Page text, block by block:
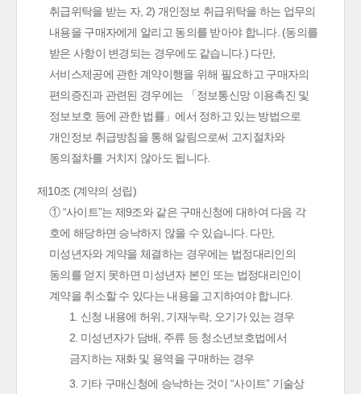
취급위탁을 받는 자, 2) 개인정보 취급위탁을 하는 업무의
내용을 구매자에게 알리고 동의를 받아야 합니다. (동의를
받은 사항이 변경되는 경우에도 같습니다.) 다만,
서비스제공에 관한 계약이행을 위해 필요하고 구매자의
편의증진과 관련된 경우에는 「정보통신망 이용촉진 및
정보보호 등에 관한 법률」에서 정하고 있는 방법으로
개인정보 취급방침을 통해 알림으로써 고지절차와
동의절차를 거치지 않아도 됩니다.
제10조 (계약의 성립)
① “사이트”는 제9조와 같은 구매신청에 대하여 다음 각
호에 해당하면 승낙하지 않을 수 있습니다. 다만,
미성년자와 계약을 체결하는 경우에는 법정대리인의
동의를 얻지 못하면 미성년자 본인 또는 법정대리인이
계약을 취소할 수 있다는 내용을 고지하여야 합니다.
1. 신청 내용에 허위, 기재누락, 오기가 있는 경우
2. 미성년자가 담배, 주류 등 청소년보호법에서
금지하는 재화 및 용역을 구매하는 경우
3. 기타 구매신청에 승낙하는 것이 “사이트” 기술상